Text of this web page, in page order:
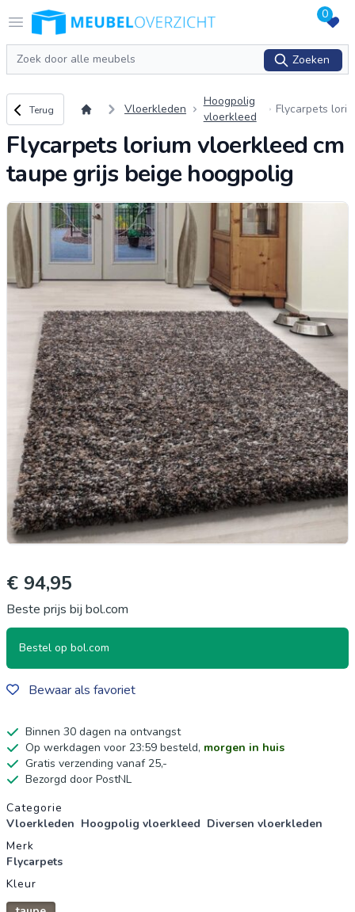
Open menu
Logo Meubeloverzicht.nl 0
Zoeken
Zoeken
Terug naar overzicht
Terug Vloerkleden
Hoogpolig
vloerkleed
Flycarpets lori
cm taupe grijs
beige hoogpol
ig
Flycarpets lorium vloerkleed cm
taupe grijs beige hoogpolig
€ 94,95
Beste prijs bij bol.com
Bestel op bol.com
Bewaar als favoriet
Binnen 30 dagen na ontvangst
Op werkdagen voor 23:59 besteld, morgen in huis
Gratis verzending vanaf 25,-
Bezorgd door PostNL
Productgegevens
Categorie
Vloerkleden Hoogpolig vloerkleed Diversen vloerkleden
Merk
Flycarpets
Kleur